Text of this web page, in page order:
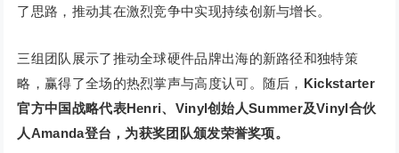
了思路，推动其在激烈竞争中实现持续创新与增长。
三组团队展示了推动全球硬件品牌出海的新路径和独特策
略，赢得了全场的热烈掌声与高度认可。随后， Kickstarter
官方中国战略代表Henri、Vinyl创始人Summer及Vinyl合伙
人Amanda登台，为获奖团队颁发荣誉奖项。